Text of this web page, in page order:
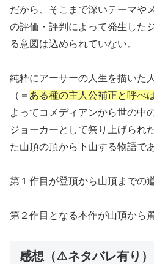
だから、そこまで深いテーマや
の評価・評判によって発生した
る意図は込められていない。
純粋にアーサーの人生を描いた
（＝ ある種の主人公補正と呼べ
よってコメディアンから世の中
ジョーカーとして祭り上げられ
た山頂の頂から下山する物語であ
第１作目が登頂から山頂までの
第２作目となる本作が山頂から
感想（⚠️ネタバレ有り）